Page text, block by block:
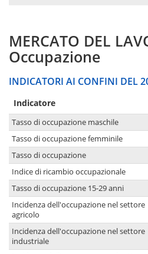
MERCATO DEL
Occupazione
INDICATORI AI CONFINI DEL
Indicatore
Tasso di occupazione maschile
Tasso di occupazione femminile
Tasso di occupazione
Indice di ricambio occupazionale
Tasso di occupazione 15-29 anni
Incidenza dell'occupazione nel settore
agricolo
Incidenza dell'occupazione nel settore
industriale